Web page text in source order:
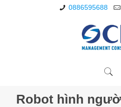
0886595688
Robot hình